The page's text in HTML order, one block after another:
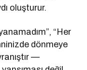
oluşturur.
“Her
dönmeye
—